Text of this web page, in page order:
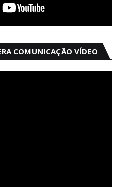
COMUNICAÇÃO VÍDEO